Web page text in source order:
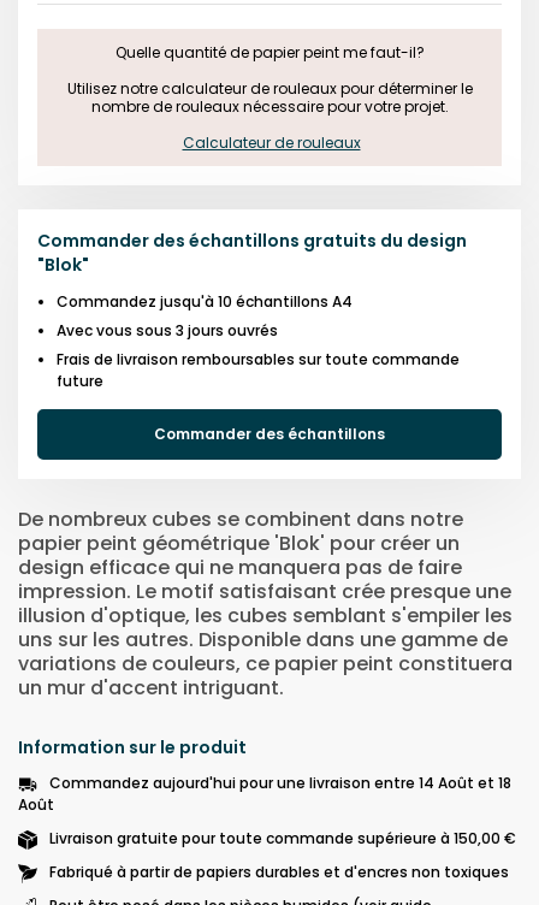
Quelle quantité de papier peint me faut-il?
Utilisez notre calculateur de rouleaux pour déterminer le
nombre de rouleaux nécessaire pour votre projet.
Calculateur de rouleaux
Commander des échantillons gratuits du design
"Blok"
Commandez jusqu'à 10 échantillons A4
Avec vous sous 3 jours ouvrés
Frais de livraison remboursables sur toute commande
future
Commander des échantillons
De nombreux cubes se combinent dans notre
papier peint géométrique 'Blok' pour créer un
design efficace qui ne manquera pas de faire
impression. Le motif satisfaisant crée presque une
illusion d'optique, les cubes semblant s'empiler les
uns sur les autres. Disponible dans une gamme de
variations de couleurs, ce papier peint constituera
un mur d'accent intriguant.
Information sur le produit
Commandez aujourd'hui pour une livraison entre 14 Août et 18
Août
Livraison gratuite pour toute commande supérieure à 150,00 €
Fabriqué à partir de papiers durables et d'encres non toxiques